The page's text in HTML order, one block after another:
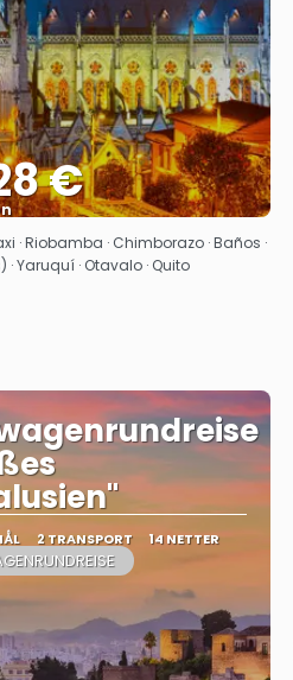
€
Se
· Riobamba · Chimborazo · Baños ·
Yaruquí · Otavalo · Quito
2 TRANSPORT 14 NETTER